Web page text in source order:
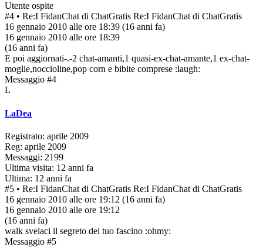
Utente ospite
#4 • Re:I FidanChat di ChatGratis Re:I FidanChat di ChatGratis
16 gennaio 2010 alle ore 18:39 (16 anni fa)
16 gennaio 2010 alle ore 18:39
(16 anni fa)
E poi aggiornati-.-2 chat-amanti,1 quasi-ex-chat-amante,1 ex-chat-
moglie,noccioline,pop corn e bibite comprese :laugh:
Messaggio #4
L
LaDea
Registrato: aprile 2009
Reg: aprile 2009
Messaggi: 2199
Ultima visita: 12 anni fa
Ultima: 12 anni fa
#5 • Re:I FidanChat di ChatGratis Re:I FidanChat di ChatGratis
16 gennaio 2010 alle ore 19:12 (16 anni fa)
16 gennaio 2010 alle ore 19:12
(16 anni fa)
walk svelaci il segreto del tuo fascino :ohmy:
Messaggio #5